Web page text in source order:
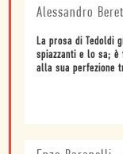
Alessandro
La prosa di Tedoldi
spiazzanti e lo sa;
alla sua perfezione